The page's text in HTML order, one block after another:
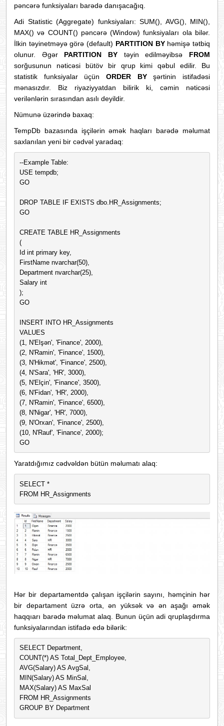
pəncərə funksiyaları barədə danışacağıq.
Adi Statistic (Aggregate) funksiyaları: SUM(), AVG(), MIN(),
MAX() və COUNT() pəncərə (Window) funksiyaları ola bilər.
İlkin təyinetməyə görə (default) PARTITION BYhəmişə tətbiq
olunur. Əgər PARTITION BY təyin edilməyibsə FROM
sorğusunun nəticəsi bütöv bir qrup kimi qəbul edilir. Bu
statistik funksiyalar üçün ORDER BYşərtinin istifadəsi
mənasızdır. Biz riyaziyyatdan bilirik ki, cəmin nəticəsi
verilənlərin sırasından asılı deyildir.
Nümunə üzərində baxaq:
TempDb bazasında işçilərin əmək haqları barədə məlumat
saxlanılan yeni bir cədvəl yaradaq:
--Example Table:
USE tempdb;
GO
DROP TABLE IF EXISTS dbo.HR_Assignments;
GO
CREATE TABLE HR_Assignments
(
Id int primary key,
FirstName nvarchar(50),
Department nvarchar(25),
Salary int
);
GO
INSERT INTO HR_Assignments
VALUES
(1, N'Elşən', 'Finance', 2000),
(2, N'Ramin', 'Finance', 1500),
(3, N'Hikmət', 'Finance', 2500),
(4, N'Sara', 'HR', 3000),
(5, N'Elçin', 'Finance', 3500),
(6, N'Fidan', 'HR', 2000),
(7, N'Ramin', 'Finance', 6500),
(8, N'Nigar', 'HR', 7000),
(9, N'Orxan', 'Finance', 2500),
(10, N'Rauf', 'Finance', 2000);
GO
Yaratdığımız cədvəldən bütün məlumatı alaq:
SELECT *
FROM HR_Assignments
Hər bir departamentdə çalışan işçilərin sayını, həmçinin hər
bir departament üzrə orta, ən yüksək və ən aşağı əmək
haqqıarı barədə məlumat alaq. Bunun üçün adi qruplaşdırma
funksiyalarından istifadə edə bilərik:
SELECT Department,
COUNT(*) AS Total_Dept_Employee,
AVG(Salary) AS AvgSal,
MIN(Salary) AS MinSal,
MAX(Salary) AS MaxSal
FROM HR_Assignments
GROUP BY Department